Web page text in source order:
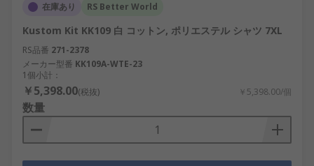
在庫あり RS Better World
Kustom Kit KK109 白 コットン, ポリエステル シャツ 7XL
RS品番 271-2378
メーカー型番 KK109A-WTE-23
1個小計：
￥5,398.00(税抜) ￥5,398.00/個
数量